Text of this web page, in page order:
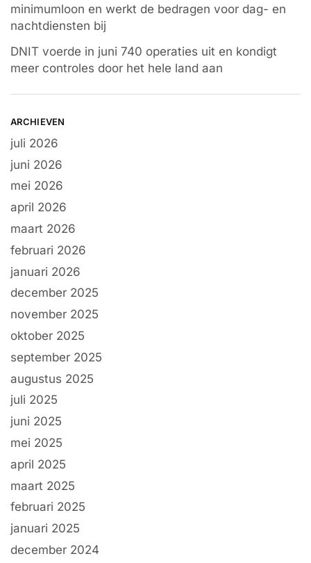
minimumloon en werkt de bedragen voor dag- en
nachtdiensten bij
DNIT voerde in juni 740 operaties uit en kondigt
meer controles door het hele land aan
ARCHIEVEN
juli 2026
juni 2026
mei 2026
april 2026
maart 2026
februari 2026
januari 2026
december 2025
november 2025
oktober 2025
september 2025
augustus 2025
juli 2025
juni 2025
mei 2025
april 2025
maart 2025
februari 2025
januari 2025
december 2024